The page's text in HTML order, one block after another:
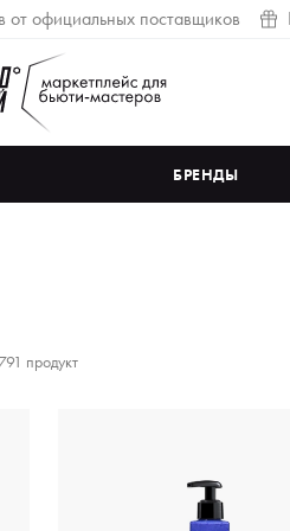
от официальных поставщиков
БРЕНДЫ
продукт